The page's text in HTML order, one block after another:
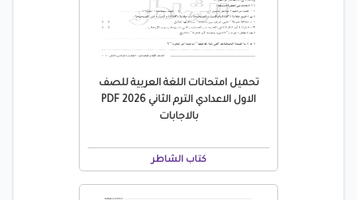
تحميل امتحانات اللغة العربية للصف
الاول الاعدادي الترم الثاني 2026 PDF
بالاجابات
كتاب الشاطر